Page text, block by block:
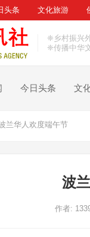
头条 文化旅游
❈乡村振兴
❈传播中华
今日头条 文
兰华人欢度端午节
波
作者: